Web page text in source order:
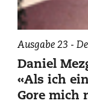
Ausgabe 23 -
Daniel
«Als ich
Gore mich